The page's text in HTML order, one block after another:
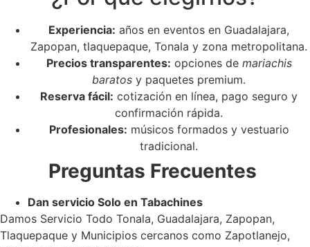
Experiencia: años en eventos en Guadalajara,
Zapopan, tlaquepaque, Tonala y zona metropolitana.
Precios transparentes: opciones de mariachis
baratos y paquetes premium.
Reserva fácil: cotización en línea, pago seguro y
confirmación rápida.
Profesionales: músicos formados y vestuario
tradicional.
Preguntas Frecuentes
Dan servicio Solo en Tabachines
Damos Servicio Todo Tonala, Guadalajara, Zapopan,
Tlaquepaque y Municipios cercanos como Zapotlanejo,